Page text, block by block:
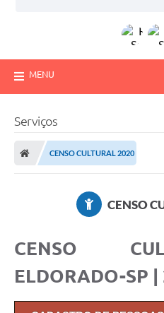
MENU
Serviços
CENSO CULTURAL 2020
CENSO
CENSO
ELDORADO-SP |